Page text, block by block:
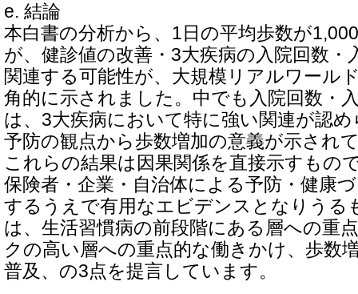
e. 結論
本白書の分析から、1日の平均歩数が
が、健診値の改善・3大疾病の入院回数・
関連する可能性が、大規模リアルワール
角的に示されました。中でも入院回数・
は、3大疾病において特に強い関連が認
予防の観点から歩数増加の意義が示され
これらの結果は因果関係を直接示すもの
保険者・企業・自治体による予防・健康
するうえで有用なエビデンスとなりうる
は、生活習慣病の前段階にある層への重
クの高い層への重点的な働きかけ、歩数
普及、の3点を提言しています。